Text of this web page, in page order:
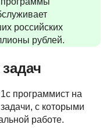
российских
рублей.
программист на
с которыми
работе.